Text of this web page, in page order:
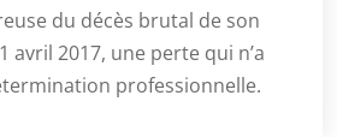
du décès brutal de son
avril 2017, une perte qui n’a
professionnelle.